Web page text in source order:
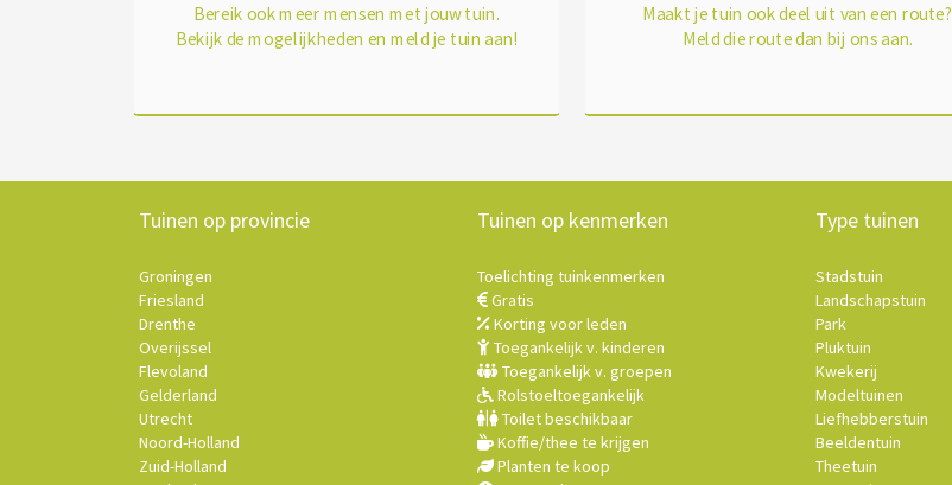
Bereik ook meer mensen met jouw tuin.
Bekijk de mogelijkheden en meld je tuin aan!
Maakt je tuin ook deel uit van een route?
Meld die route dan bij ons aan.
Tuinen op provincie
Groningen
Friesland
Drenthe
Overijssel
Flevoland
Gelderland
Utrecht
Noord-Holland
Zuid-Holland
Tuinen op kenmerken
Toelichting tuinkenmerken
Gratis
Korting voor leden
Toegankelijk v. kinderen
Toegankelijk v. groepen
Rolstoeltoegankelijk
Toilet beschikbaar
Koffie/thee te krijgen
Planten te koop
Type tuinen
Stadstuin
Landschapstuin
Park
Pluktuin
Kwekerij
Modeltuinen
Liefhebberstuin
Beeldentuin
Theetuin